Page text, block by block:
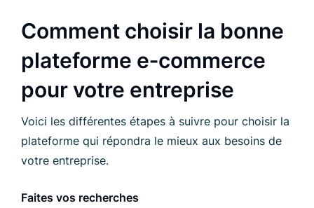
Comment choisir la bonne
plateforme e‑commerce
pour votre entreprise
Voici les différentes étapes à suivre pour choisir la
plateforme qui répondra le mieux aux besoins de
votre entreprise.
Faites vos recherches